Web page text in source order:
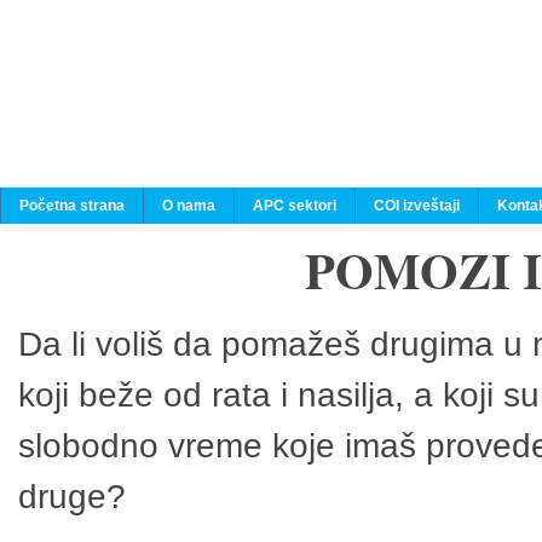
Početna strana O nama APC sektori COI izveštaji
POMOZI
Da li voliš da pomažeš drugima
koji beže od rata i nasilja, a koji
slobodno vreme koje imaš
druge?